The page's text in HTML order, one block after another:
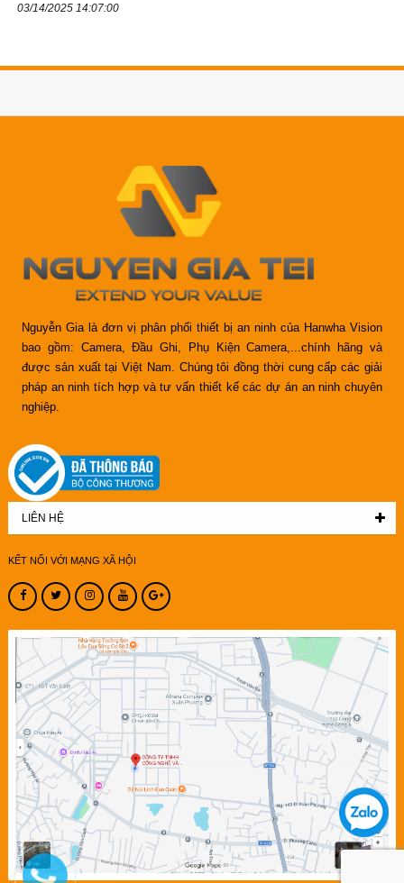
03/14/2025 14:07:00
Nguyễn Gia là đơn vị phân phối thiết bị an ninh của Hanwha Vision
bao gồm: Camera, Đầu Ghi, Phụ Kiện Camera,...chính hãng và
được sản xuất tại Việt Nam. Chúng tôi đồng thời cung cấp các giải
pháp an ninh tích hợp và tư vấn thiết kế các dự án an ninh chuyên
nghiệp.
LIÊN HỆ
KẾT NỐI VỚI MẠNG XÃ HỘI